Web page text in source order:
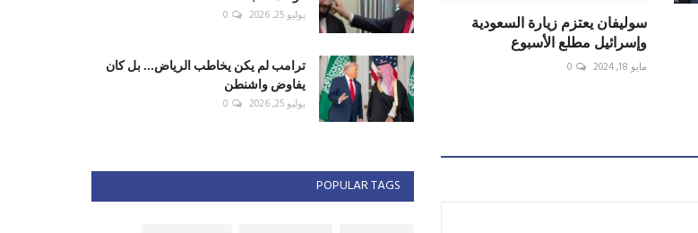
سوليفان يعتزم زيارة السعودية
وإسرائيل مطلع الأسبوع
مايو 18, 2024 0
يوليو 25, 2026 0
ترامب لم يكن يخاطب الرياض... بل كان
يفاوض واشنطن
يوليو 25, 2026 0
POPULAR TAGS